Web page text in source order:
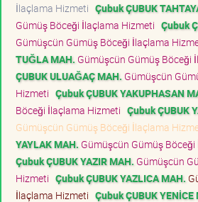
İlaçlama Hizmeti Çubuk ÇUBUK
Gümüş Böceği İlaçlama Hizmeti Çubuk
Gümüşcün Gümüş Böceği İlaçlama
TUĞLA MAH. Gümüşcün Gümüş Böceği
ÇUBUK ULUAĞAÇ MAH. Gümüşcün
Hizmeti Çubuk ÇUBUK YAKUPHASAN
Böceği İlaçlama Hizmeti Çubuk ÇUBUK
Gümüşcün Gümüş Böceği İlaçlama
YAYLAK MAH. Gümüşcün Gümüş
Çubuk ÇUBUK YAZIR MAH. Gümüşcün
Hizmeti Çubuk ÇUBUK YAZLICA MAH.
İlaçlama Hizmeti Çubuk ÇUBUK YENİCE